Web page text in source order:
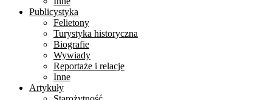
Publicystyka
Felietony
Turystyka historyczna
Biografie
Wywiady
Reportaże i relacje
Inne
Artykuły